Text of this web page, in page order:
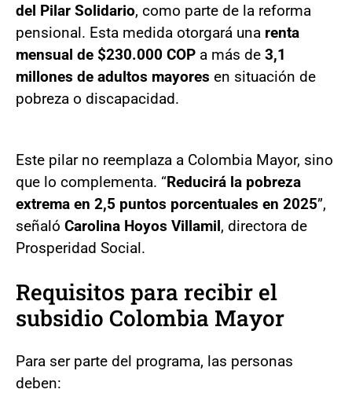
del Pilar Solidario, como parte de la reforma
pensional. Esta medida otorgará una renta
mensual de $230.000 COP a más de 3,1
millones de adultos mayores en situación de
pobreza o discapacidad.
Este pilar no reemplaza a Colombia Mayor, sino
que lo complementa. “Reducirá la pobreza
extrema en 2,5 puntos porcentuales en 2025”,
señaló Carolina Hoyos Villamil, directora de
Prosperidad Social.
Requisitos para recibir el
subsidio Colombia Mayor
Para ser parte del programa, las personas
deben: